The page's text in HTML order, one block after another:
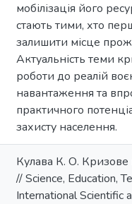
мобілізація його
стають тими, хто
залишити місце
Актуальність теми
роботи до реалій
навантаження та
практичного
захисту населення.
Кулава К. О. Кризове
// Science, Education,
International Scientific